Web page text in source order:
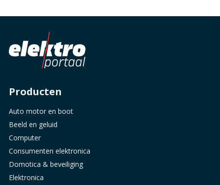
Producten
Auto motor en boot
Beeld en geluid
Computer
Consumenten elektronica
Domotica & beveiliging
Elektronica